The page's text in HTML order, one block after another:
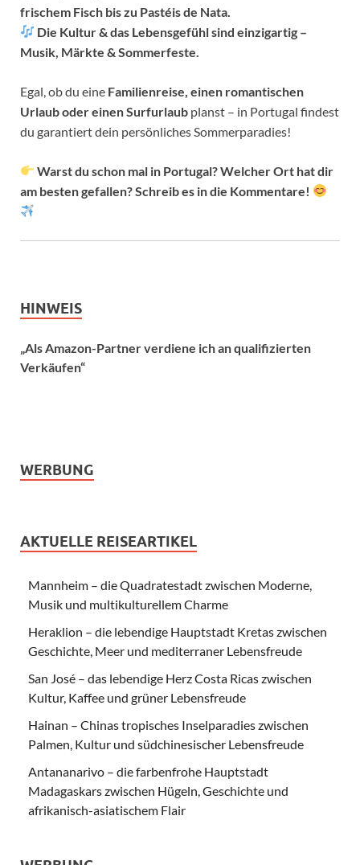
frischem Fisch bis zu Pastéis de Nata.
Die Kultur & das Lebensgefühl sind einzigartig –
Musik, Märkte & Sommerfeste.
Egal, ob du eine Familienreise, einen romantischen
Urlaub oder einen Surfurlaub planst – in Portugal findest
du garantiert dein persönliches Sommerparadies!
Warst du schon mal in Portugal? Welcher Ort hat dir
am besten gefallen? Schreib es in die Kommentare!
HINWEIS
„Als Amazon-Partner verdiene ich an qualifizierten
Verkäufen“
WERBUNG
AKTUELLE REISEARTIKEL
Mannheim – die Quadratestadt zwischen Moderne,
Musik und multikulturellem Charme
Heraklion – die lebendige Hauptstadt Kretas zwischen
Geschichte, Meer und mediterraner Lebensfreude
San José – das lebendige Herz Costa Ricas zwischen
Kultur, Kaffee und grüner Lebensfreude
Hainan – Chinas tropisches Inselparadies zwischen
Palmen, Kultur und südchinesischer Lebensfreude
Antananarivo – die farbenfrohe Hauptstadt
Madagaskars zwischen Hügeln, Geschichte und
afrikanisch-asiatischem Flair